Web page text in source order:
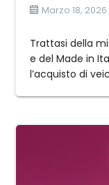
Marzo 18, 2026
Trattasi della
e del Made in
l’acquisto di